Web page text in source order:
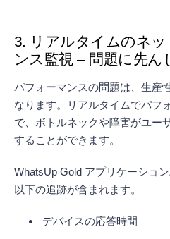
3. リアルタイムのネ
ンス監視 – 問題に先ん
パフォーマンスの問題は、生産
なります。リアルタイムでパフ
で、ボトルネックや障害がユー
することができます。
WhatsUp Gold アプリケーショ
以下の追跡が含まれます。
デバイスの応答時間